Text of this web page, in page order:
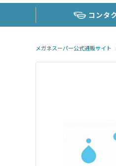
コンタ
メガネスーパー公式通販サイト